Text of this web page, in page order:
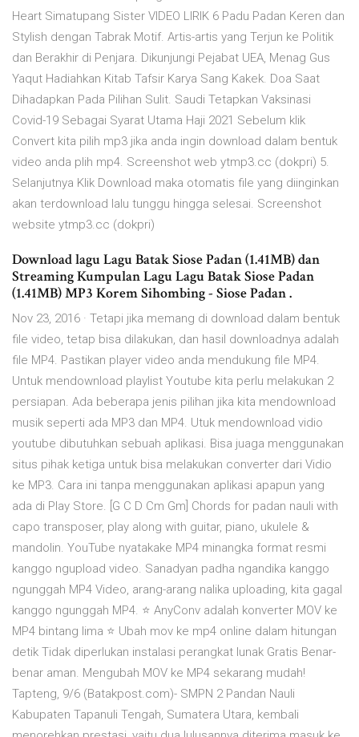
Heart Simatupang Sister VIDEO LIRIK 6 Padu Padan Keren dan
Stylish dengan Tabrak Motif. Artis-artis yang Terjun ke Politik
dan Berakhir di Penjara. Dikunjungi Pejabat UEA, Menag Gus
Yaqut Hadiahkan Kitab Tafsir Karya Sang Kakek. Doa Saat
Dihadapkan Pada Pilihan Sulit. Saudi Tetapkan Vaksinasi
Covid-19 Sebagai Syarat Utama Haji 2021 Sebelum klik
Convert kita pilih mp3 jika anda ingin download dalam bentuk
video anda plih mp4. Screenshot web ytmp3.cc (dokpri) 5.
Selanjutnya Klik Download maka otomatis file yang diinginkan
akan terdownload lalu tunggu hingga selesai. Screenshot
website ytmp3.cc (dokpri)
Download lagu Lagu Batak Siose Padan (1.41MB) dan
Streaming Kumpulan Lagu Lagu Batak Siose Padan
(1.41MB) MP3 Korem Sihombing - Siose Padan .
Nov 23, 2016 · Tetapi jika memang di download dalam bentuk
file video, tetap bisa dilakukan, dan hasil downloadnya adalah
file MP4. Pastikan player video anda mendukung file MP4.
Untuk mendownload playlist Youtube kita perlu melakukan 2
persiapan. Ada beberapa jenis pilihan jika kita mendownload
musik seperti ada MP3 dan MP4. Utuk mendownload vidio
youtube dibutuhkan sebuah aplikasi. Bisa juaga menggunakan
situs pihak ketiga untuk bisa melakukan converter dari Vidio
ke MP3. Cara ini tanpa menggunakan aplikasi apapun yang
ada di Play Store. [G C D Cm Gm] Chords for padan nauli with
capo transposer, play along with guitar, piano, ukulele &
mandolin. YouTube nyatakake MP4 minangka format resmi
kanggo ngupload video. Sanadyan padha ngandika kanggo
ngunggah MP4 Video, arang-arang nalika uploading, kita gagal
kanggo ngunggah MP4. ⭐ AnyConv adalah konverter MOV ke
MP4 bintang lima ⭐ Ubah mov ke mp4 online dalam hitungan
detik Tidak diperlukan instalasi perangkat lunak Gratis Benar-
benar aman. Mengubah MOV ke MP4 sekarang mudah!
Tapteng, 9/6 (Batakpost.com)- SMPN 2 Pandan Nauli
Kabupaten Tapanuli Tengah, Sumatera Utara, kembali